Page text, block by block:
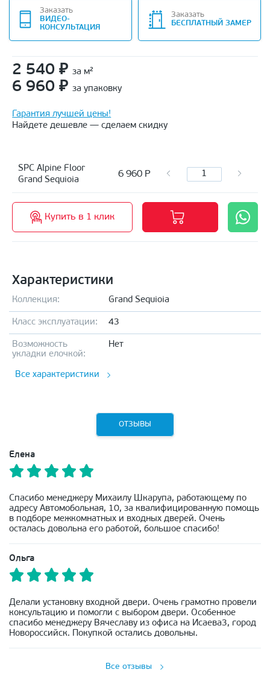
Заказать
ВИДЕО-
КОНСУЛЬТАЦИЯ
Заказать
БЕСПЛАТНЫЙ ЗАМЕР
2 540 ₽ за м²
6 960 ₽ за упаковку
Гарантия лучшей цены!
Найдете дешевле — сделаем скидку
SPC Alpine Floor
Grand Sequioia
6 960 Р
Купить в 1 клик
Характеристики
Коллекция: Grand Sequioia
Класс эксплуатации: 43
Возможность
укладки елочкой:
Нет
Все характеристики
ОТЗЫВЫ
Елена
Спасибо менеджеру Михаилу Шкарупа, работающему по
адресу Автомобольная, 10, за квалифицированную помощь
в подборе межкомнатных и входных дверей. Очень
осталась довольна его работой, большое спасибо!
Ольга
Делали установку входной двери. Очень грамотно провели
консультацию и помогли с выбором двери. Особенное
спасибо менеджеру Вячеславу из офиса на Исаева3, город
Новороссийск. Покупкой остались довольны.
Все отзывы